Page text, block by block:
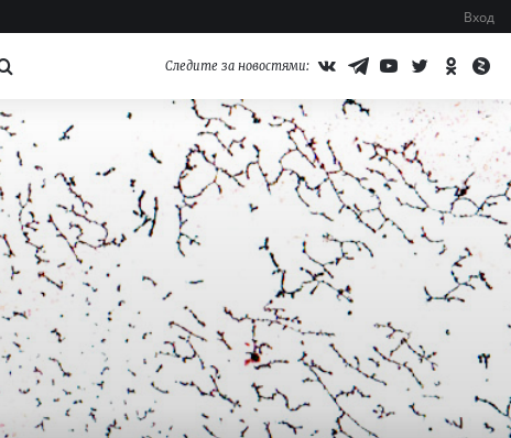
Вход
Следите за новостями: